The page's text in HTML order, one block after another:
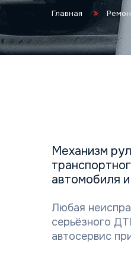
Главная
Механизм
автомобиля
Любая
серьёзного
автосервис